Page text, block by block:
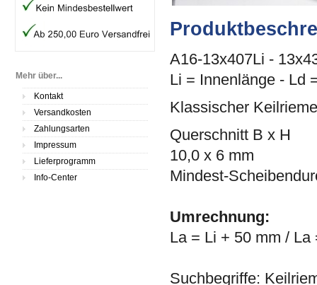
Mehr über...
Kontakt
Versandkosten
Zahlungsarten
Impressum
Lieferprogramm
Info-Center
A16-13x407Li -
Li = Innenlänge - Ld
Klassischer
Querschnitt B x H
10,0 x 6 mm
Mindest-
Umrechnung:
La = Li + 50 mm /
Suchbegriffe: